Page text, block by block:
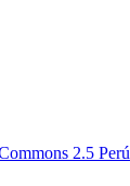
2.5 Perú